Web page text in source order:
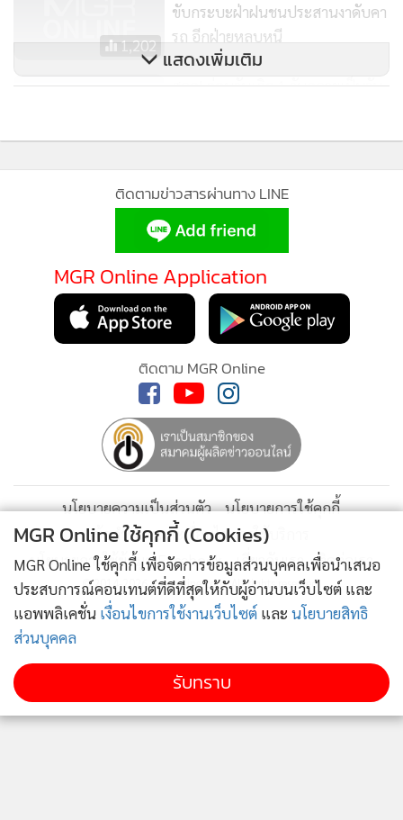
จนย้ายมาทำงานอยู่ที่สาขาจังหวัดอุบลราชธานี คนร้ายก็
โทรศัพท์มาข่มขู่จะฆ่าแฟนสาวและตน พร้อมเรียกให้ น.ส.พรไป
น.ส.พรไม่ยอมไปพบก็โทรศัพท์มาก่อกวนที่ร้าน กระทั่งวันนี้ก็มา
เฝ้าอยู่บริเวณหน้าร้านตั้งแต่เช้า และมาก่อเหตุในตอนเย็น เบื้อง
ต้นชุดสืบสวน สภ.เมืองอุบลราชธานีกำลังแกะรอยเพื่อตามจับตัว
นายสรายุ หนุ่มอุดรธานี ที่บุกแทงสาวที่ไม่เล่นด้วยแล้ว
ส่วนอาการล่าสุดของ น.ส.พร หลังหน่วยกู้ภัยนำตัวส่งให้แพทย์
ช่วยรักษาปรากฏปลอดภัยแล้ว แต่ยังต้องอยู่ในความดูแลของ
แพทย์อย่างใกล้ชิดเพราะมีบาดแผลถูกแทงหลายแห่ง
1,202
ขับกระบะฝ่าฝนชนประสานงาดับคา
รถ อีกฝ่ายหลบหนี
695
สลด! ก่อนวันเกิด 1 วันกลายเป็นวัน
แสดงเพิ่มเติม
ติดตามข่าวสารผ่านทาง LINE
MGR Online Application
ติดตาม MGR Online
นโยบายความเป็นส่วนตัว
นโยบายการใช้คุกกี้
ข้อกำหนดและเงื่อนไขการใช้บริการ
นโยบายการใช้ข้อมูล Facebook
เกี่ยวกับเรา ติดต่อเรา
© 2014-2026 mgronline.com. All rights reserved.
MGR Online ใช้คุกกี้ (Cookies)
MGR Online ใช้คุกกี้ เพื่อจัดการข้อมูลส่วนบุคคลเพื่อนำเสนอ
ประสบการณ์คอนเทนต์ที่ดีที่สุดให้กับผู้อ่านบนเว็บไซต์ และ
แอพพลิเคชั่น เงื่อนไขการใช้งานเว็บไซต์ และ นโยบายสิทธิ
ส่วนบุคคล
รับทราบ